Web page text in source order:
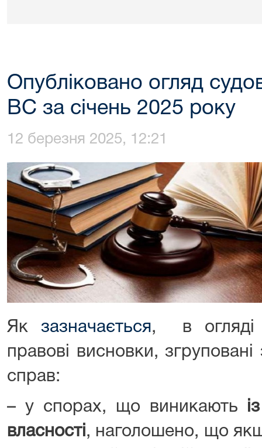
Опубліковано огляд
ВС за січень 2025 року
12 березня 2025, 12:21
Якзазначається, в огляді
правові висновки,
справ:
– у спорах, що виникають
власності , наголошено, що